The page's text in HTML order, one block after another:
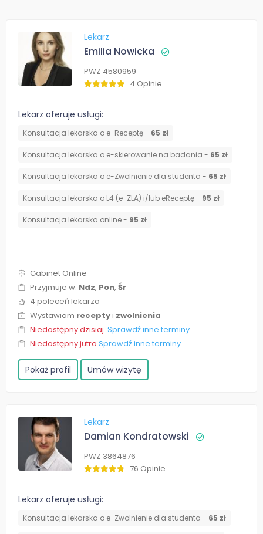
Lekarz
Emilia Nowicka
PWZ 4580959
4 Opinie
Lekarz oferuje usługi:
Konsultacja lekarska o e-Receptę - 65 zł
Konsultacja lekarska o e-skierowanie na badania - 65 zł
Konsultacja lekarska o e-Zwolnienie dla studenta - 65 zł
Konsultacja lekarska o L4 (e-ZLA) i/lub eReceptę - 95 zł
Konsultacja lekarska online - 95 zł
Gabinet Online
Przyjmuje w: Ndz, Pon, Śr
4 poleceń lekarza
Wystawiam receptyi zwolnienia
Niedostępny dzisiaj. Sprawdź inne terminy
Niedostępny jutro Sprawdź inne terminy
Pokaż profil Umów wizytę
Lekarz
Damian Kondratowski
PWZ 3864876
76 Opinie
Lekarz oferuje usługi:
Konsultacja lekarska o e-Zwolnienie dla studenta - 65 zł